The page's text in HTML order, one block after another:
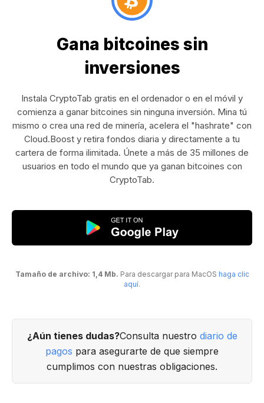
Gana bitcoines sin
inversiones
Instala CryptoTab gratis en el ordenador o en el móvil y
comienza a ganar bitcoines sin ninguna inversión. Mina tú
mismo o crea una red de minería, acelera el "hashrate" con
Cloud.Boost y retira fondos diaria y directamente a tu
cartera de forma ilimitada. Únete a más de 35 millones de
usuarios en todo el mundo que ya ganan bitcoines con
CryptoTab.
Tamaño de archivo: 1,4 Mb. Para descargar para MacOS haga clic
aquí.
¿Aún tienes dudas?Consulta nuestro diario de
pagos para asegurarte de que siempre
cumplimos con nuestras obligaciones.